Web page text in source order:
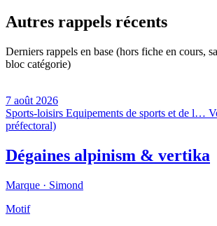
Autres rappels récents
Derniers rappels en base (hors fiche en cours,
bloc catégorie)
7 août 2026
Sports-loisirs Equipements de sports et de l…
préfectoral)
Dégaines alpinism & vertika
Marque · Simond
Motif